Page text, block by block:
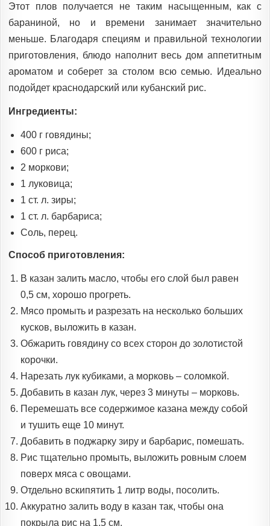
Этот плов получается не таким насыщенным, как с
бараниной, но и времени занимает значительно
меньше. Благодаря специям и правильной технологии
приготовления, блюдо наполнит весь дом аппетитным
ароматом и соберет за столом всю семью. Идеально
подойдет краснодарский или кубанский рис.
Ингредиенты:
400 г говядины;
600 г риса;
2 моркови;
1 луковица;
1 ст. л. зиры;
1 ст. л. барбариса;
Соль, перец.
Способ приготовления:
В казан залить масло, чтобы его слой был равен
0,5 см, хорошо прогреть.
Мясо промыть и разрезать на несколько больших
кусков, выложить в казан.
Обжарить говядину со всех сторон до золотистой
корочки.
Нарезать лук кубиками, а морковь – соломкой.
Добавить в казан лук, через 3 минуты – морковь.
Перемешать все содержимое казана между собой
и тушить еще 10 минут.
Добавить в поджарку зиру и барбарис, помешать.
Рис тщательно промыть, выложить ровным слоем
поверх мяса с овощами.
Отдельно вскипятить 1 литр воды, посолить.
Аккуратно залить воду в казан так, чтобы она
покрыла рис на 1,5 см.